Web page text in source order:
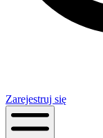
Zarejestruj się